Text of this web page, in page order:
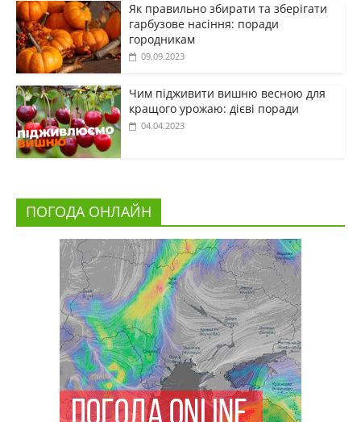
Як правильно збирати та зберігати
гарбузове насіння: поради
городникам
09.09.2023
Чим підживити вишню весною для
кращого урожаю: дієві поради
04.04.2023
ПОГОДА ОНЛАЙН